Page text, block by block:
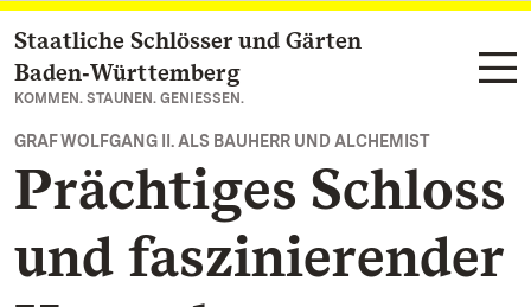
Zum Hauptinhalt springen
Staatliche Schlösser und Gärten
Baden‑Württemberg
KOMMEN. STAUNEN. GENIESSEN.
GRAF WOLFGANG II. ALS BAUHERR UND ALCHEMIST
Prächtiges Schloss
und faszinierender